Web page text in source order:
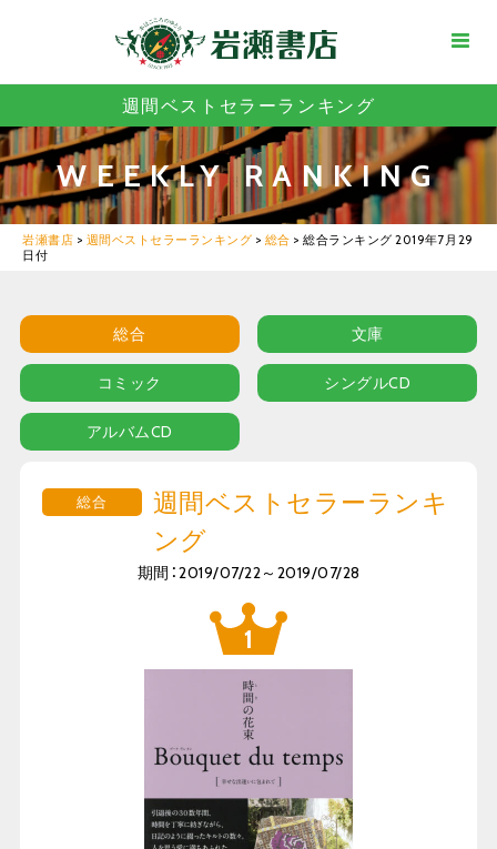
週間ベストセラーランキング
WEEKLY RANKING
岩瀬書店 > 週間ベストセラーランキング > 総合 > 総合ランキング 2019年7月29
日付
総合 文庫
コミック シングルCD
アルバムCD
総合
週間ベストセラーランキ
ング
期間：2019/07/22～2019/07/28